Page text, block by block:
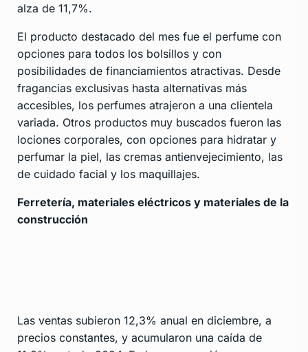
alza de 11,7%.
El producto destacado del mes fue el perfume con
opciones para todos los bolsillos y con
posibilidades de financiamientos atractivas. Desde
fragancias exclusivas hasta alternativas más
accesibles, los perfumes atrajeron a una clientela
variada. Otros productos muy buscados fueron las
lociones corporales, con opciones para hidratar y
perfumar la piel, las cremas antienvejecimiento, las
de cuidado facial y los maquillajes.
Ferretería, materiales eléctricos y materiales de la
construcción
Las ventas subieron 12,3% anual en diciembre, a
precios constantes, y acumularon una caída de